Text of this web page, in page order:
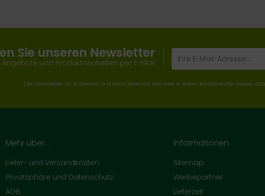
Sie unseren Newsletter
Angebote und Produktneuheiten per E-Mail
Der Newsletter ist kostenlos und kann jederzeit hier oder in Ihrem Kundenkonto wieder
Mehr über...
Liefer- und Versandkosten
Privatsphäre und Datenschutz
AGB
Informationen
Sitemap
Werbepartner
Lieferzeit